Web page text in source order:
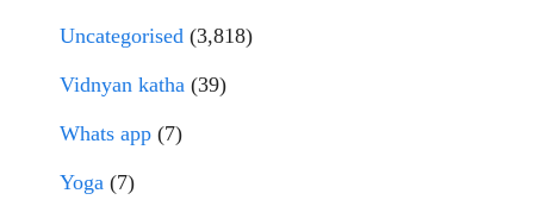
Uncategorised (3,818)
Vidnyan katha (39)
Whats app (7)
Yoga (7)